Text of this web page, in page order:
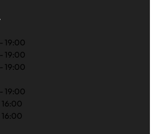
19:00
19:00
19:00
19:00
16:00
16:00